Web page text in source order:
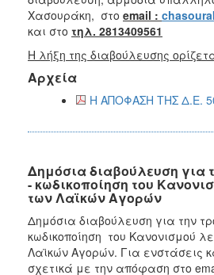
Χασουράκη, στο email :
και στο τηλ. 2813409561
Η λήξη της διαβούλευσης
Αρχεία
Η ΑΠΟΦΑΣΗ ΤΗΣ Δ.Ε.
Δημόσια διαβούλευση για
- κωδικοποίηση του
των Λαϊκών Αγορών
Δημόσια διαβούλευση για την τ
κωδικοποίηση του Κανονισμού
Λαϊκών Αγορών. Για ενστάσεις
σχετικά με την απόφαση στο